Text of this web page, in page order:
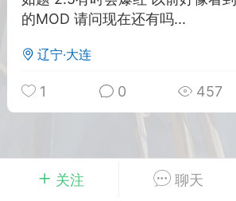
作弊模组在联机服务器使用,为了维
环境，中文网特此发布以下声明，规
模组的发布行为：1. *...
2.2w
大人
Lv.8
关注 聊天
的MOD 请问现在还有吗...
辽宁·大连
1 0 457